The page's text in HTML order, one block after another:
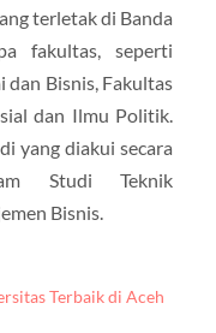
terletak di Banda
fakultas, seperti
dan Bisnis, Fakultas
dan Ilmu Politik.
yang diakui secara
Studi Teknik
Bisnis.
Terbaik di Aceh